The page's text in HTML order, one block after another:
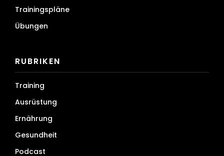
Trainingspläne
Übungen
RUBRIKEN
Training
Ausrüstung
Ernährung
Gesundheit
Podcast